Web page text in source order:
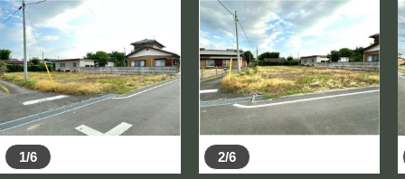
1/6 2/6